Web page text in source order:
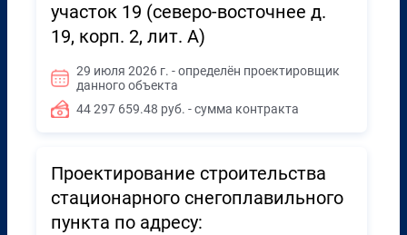
участок 19 (северо-восточнее д.
19, корп. 2, лит. А)
29 июля 2026 г. - определён проектировщик
данного объекта
44 297 659.48 руб. - сумма контракта
Проектирование строительства
стационарного снегоплавильного
пункта по адресу: